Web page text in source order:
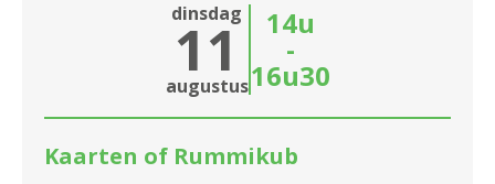
2660 Hobokendinsdag
11
augustus
14u
-
16u30
Kaarten of Rummikub